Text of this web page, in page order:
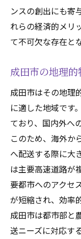
地域経済
成田市
成田市で軽
成田市
高速道
成田市
高速道
効率的
成田市
成田市軽貨
国際物流
成田空
成田空
ンスの創出にも寄
れらの経済的メリ
て不可欠な存在と
成田市の地理
成田市はその地理
に適した地域です
ており、国内外へ
このため、海外か
へ配送する際に大
は主要高速道路が
要都市へのアクセ
が短縮され、効率
成田市は都市部と
送ニーズに対応す